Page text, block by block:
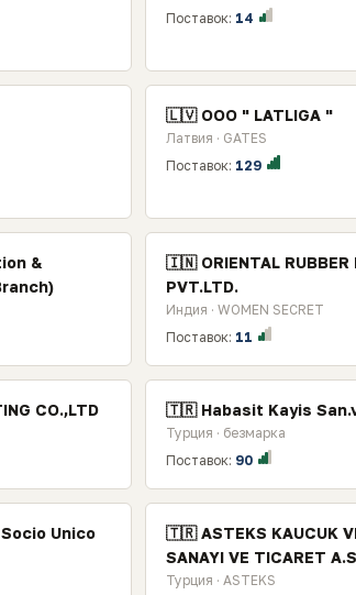
Поставок: 14
🇱🇻 ООО " LATLIGA "
Латвия · GATES
Поставок: 129
&
🇮🇳 ORIENTAL RUBBER
PVT.LTD.
Индия · WOMEN SECRET
Поставок: 11
CO.,LTD 🇹🇷 Habasit Kayis
Турция · безмарка
Поставок: 90
Unico
🇹🇷 ASTEKS KAUCUK
SANAYI VE TICARET
Турция · ASTEKS